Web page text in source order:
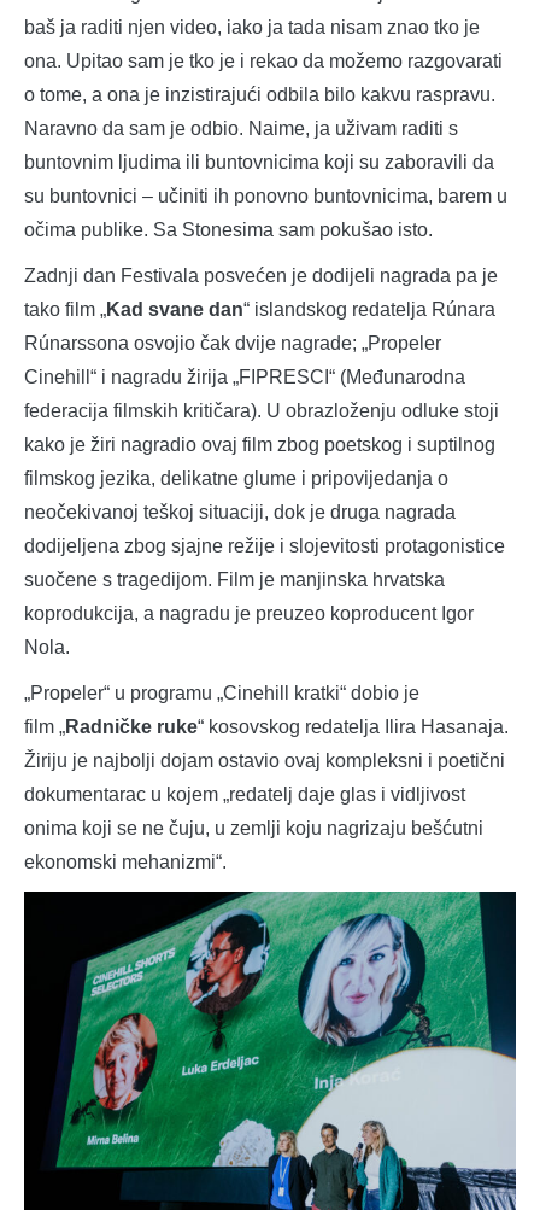
baš ja raditi njen video, iako ja tada nisam znao tko je
ona. Upitao sam je tko je i rekao da možemo razgovarati
o tome, a ona je inzistirajući odbila bilo kakvu raspravu.
Naravno da sam je odbio. Naime, ja uživam raditi s
buntovnim ljudima ili buntovnicima koji su zaboravili da
su buntovnici – učiniti ih ponovno buntovnicima, barem u
očima publike. Sa Stonesima sam pokušao isto.
Zadnji dan Festivala posvećen je dodijeli nagrada pa je
tako film „Kad svane dan“ islandskog redatelja Rúnara
Rúnarssona osvojio čak dvije nagrade; „Propeler
Cinehill“ i nagradu žirija „FIPRESCI“ (Međunarodna
federacija filmskih kritičara). U obrazloženju odluke stoji
kako je žiri nagradio ovaj film zbog poetskog i suptilnog
filmskog jezika, delikatne glume i pripovijedanja o
neočekivanoj teškoj situaciji, dok je druga nagrada
dodijeljena zbog sjajne režije i slojevitosti protagonistice
suočene s tragedijom. Film je manjinska hrvatska
koprodukcija, a nagradu je preuzeo koproducent Igor
Nola.
„Propeler“ u programu „Cinehill kratki“ dobio je
film „Radničke ruke“ kosovskog redatelja Ilira Hasanaja.
Žiriju je najbolji dojam ostavio ovaj kompleksni i poetični
dokumentarac u kojem „redatelj daje glas i vidljivost
onima koji se ne čuju, u zemlji koju nagrizaju bešćutni
ekonomski mehanizmi“.